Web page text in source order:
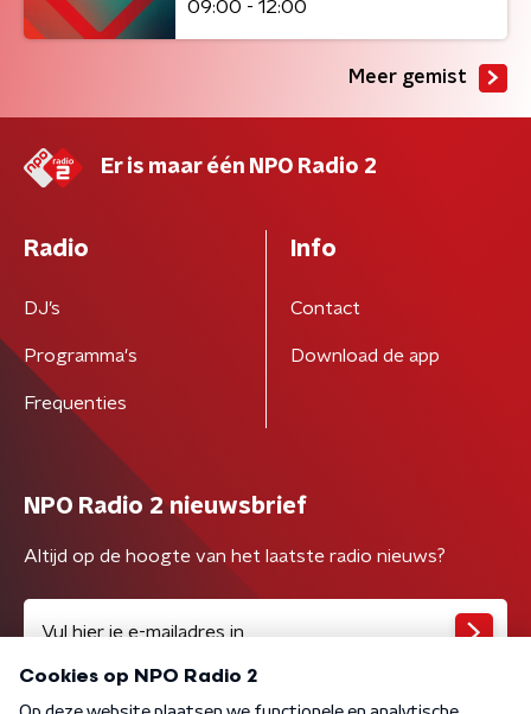
09:00 - 12:00
Meer gemist
Er is maar één NPO Radio 2
Radio
DJ’s
Programma's
Frequenties
Info
Contact
Download de app
NPO Radio 2 nieuwsbrief
Altijd op de hoogte van het laatste radio nieuws?